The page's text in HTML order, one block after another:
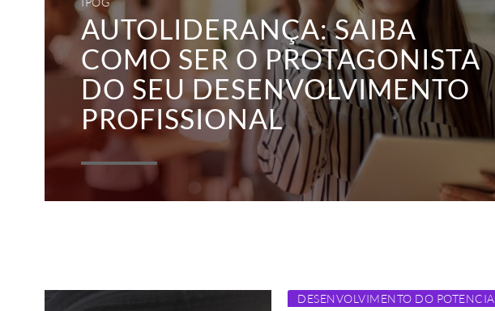
AUTOLIDERANÇA: SAIBA
COMO SER O PROTAGONISTA
DO SEU DESENVOLVIMENTO
PROFISSIONAL
DESENVOLVIMENTO DO